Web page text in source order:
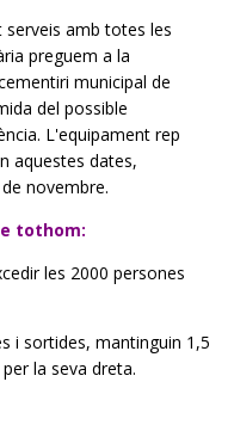
serveis amb totes les
preguem a la
municipal de
del possible
L'equipament rep
aquestes dates,
novembre.
tothom:
les 2000 persones
i sortides, mantinguin 1,5
la seva dreta.